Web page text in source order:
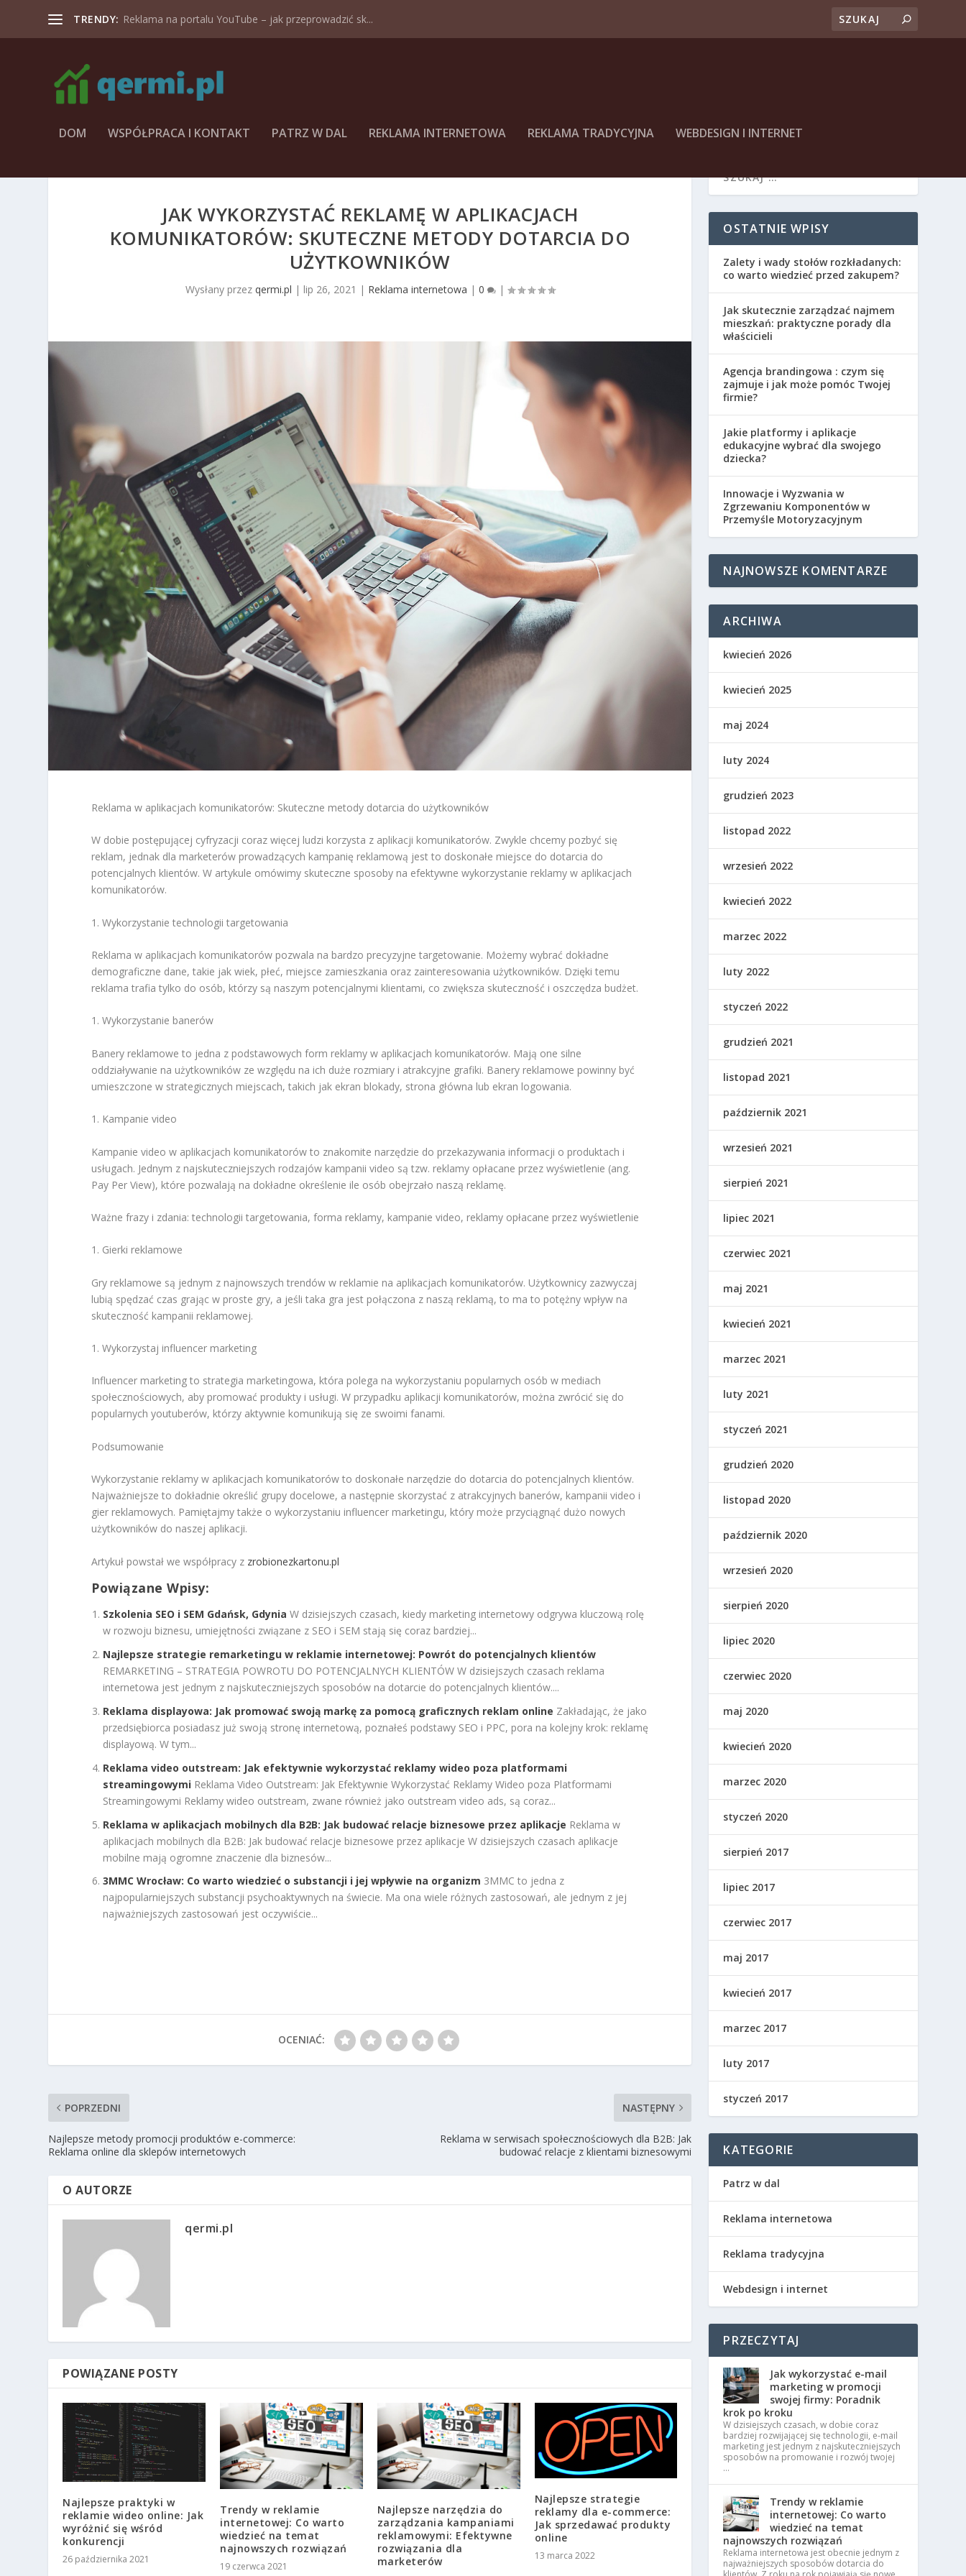
TRENDY: Reklama na portalu YouTube – jak przeprowadzić sk...
DOM WSPÓŁPRACA I KONTAKT PATRZ W DAL REKLAMA INTERNETOWA REKLAMA TRADYCYJNA WEBDESIGN I INTERNET
JAK WYKORZYSTAĆ REKLAMĘ W APLIKACJACH
KOMUNIKATORÓW: SKUTECZNE METODY DOTARCIA DO
UŻYTKOWNIKÓW
Wysłany przez qermi.pl | lip 26, 2021 | Reklama internetowa | 0 |
Reklama w aplikacjach komunikatorów: Skuteczne metody dotarcia do użytkowników
W dobie postępującej cyfryzacji coraz więcej ludzi korzysta z aplikacji komunikatorów. Zwykle chcemy pozbyć się
reklam, jednak dla marketerów prowadzących kampanię reklamową jest to doskonałe miejsce do dotarcia do
potencjalnych klientów. W artykule omówimy skuteczne sposoby na efektywne wykorzystanie reklamy w aplikacjach
komunikatorów.
1. Wykorzystanie technologii targetowania
Reklama w aplikacjach komunikatorów pozwala na bardzo precyzyjne targetowanie. Możemy wybrać dokładne
demograficzne dane, takie jak wiek, płeć, miejsce zamieszkania oraz zainteresowania użytkowników. Dzięki temu
reklama trafia tylko do osób, którzy są naszym potencjalnymi klientami, co zwiększa skuteczność i oszczędza budżet.
1. Wykorzystanie banerów
Banery reklamowe to jedna z podstawowych form reklamy w aplikacjach komunikatorów. Mają one silne
oddziaływanie na użytkowników ze względu na ich duże rozmiary i atrakcyjne grafiki. Banery reklamowe powinny być
umieszczone w strategicznych miejscach, takich jak ekran blokady, strona główna lub ekran logowania.
1. Kampanie video
Kampanie video w aplikacjach komunikatorów to znakomite narzędzie do przekazywania informacji o produktach i
usługach. Jednym z najskuteczniejszych rodzajów kampanii video są tzw. reklamy opłacane przez wyświetlenie (ang.
Pay Per View), które pozwalają na dokładne określenie ile osób obejrzało naszą reklamę.
Ważne frazy i zdania: technologii targetowania, forma reklamy, kampanie video, reklamy opłacane przez wyświetlenie
1. Gierki reklamowe
Gry reklamowe są jednym z najnowszych trendów w reklamie na aplikacjach komunikatorów. Użytkownicy zazwyczaj
lubią spędzać czas grając w proste gry, a jeśli taka gra jest połączona z naszą reklamą, to ma to potężny wpływ na
skuteczność kampanii reklamowej.
1. Wykorzystaj influencer marketing
Influencer marketing to strategia marketingowa, która polega na wykorzystaniu popularnych osób w mediach
społecznościowych, aby promować produkty i usługi. W przypadku aplikacji komunikatorów, można zwrócić się do
popularnych youtuberów, którzy aktywnie komunikują się ze swoimi fanami.
Podsumowanie
Wykorzystanie reklamy w aplikacjach komunikatorów to doskonałe narzędzie do dotarcia do potencjalnych klientów.
Najważniejsze to dokładnie określić grupy docelowe, a następnie skorzystać z atrakcyjnych banerów, kampanii video i
gier reklamowych. Pamiętajmy także o wykorzystaniu influencer marketingu, który może przyciągnąć dużo nowych
użytkowników do naszej aplikacji.
Artykuł powstał we współpracy z zrobionezkartonu.pl
Powiązane Wpisy:
Szkolenia SEO i SEM Gdańsk, Gdynia W dzisiejszych czasach, kiedy marketing internetowy odgrywa kluczową rolę
w rozwoju biznesu, umiejętności związane z SEO i SEM stają się coraz bardziej...
Najlepsze strategie remarketingu w reklamie internetowej: Powrót do potencjalnych klientów
REMARKETING – STRATEGIA POWROTU DO POTENCJALNYCH KLIENTÓW W dzisiejszych czasach reklama
internetowa jest jednym z najskuteczniejszych sposobów na dotarcie do potencjalnych klientów....
Reklama displayowa: Jak promować swoją markę za pomocą graficznych reklam online Zakładając, że jako
przedsiębiorca posiadasz już swoją stronę internetową, poznałeś podstawy SEO i PPC, pora na kolejny krok: reklamę
displayową. W tym...
Reklama video outstream: Jak efektywnie wykorzystać reklamy wideo poza platformami
streamingowymi Reklama Video Outstream: Jak Efektywnie Wykorzystać Reklamy Wideo poza Platformami
Streamingowymi Reklamy wideo outstream, zwane również jako outstream video ads, są coraz...
Reklama w aplikacjach mobilnych dla B2B: Jak budować relacje biznesowe przez aplikacje Reklama w
aplikacjach mobilnych dla B2B: Jak budować relacje biznesowe przez aplikacje W dzisiejszych czasach aplikacje
mobilne mają ogromne znaczenie dla biznesów...
3MMC Wrocław: Co warto wiedzieć o substancji i jej wpływie na organizm 3MMC to jedna z
najpopularniejszych substancji psychoaktywnych na świecie. Ma ona wiele różnych zastosowań, ale jednym z jej
najważniejszych zastosowań jest oczywiście...
OCENIAĆ:
POPRZEDNI
Najlepsze metody promocji produktów e-commerce:
Reklama online dla sklepów internetowych
NASTĘPNY
Reklama w serwisach społecznościowych dla B2B: Jak
budować relacje z klientami biznesowymi
O AUTORZE
qermi.pl
POWIĄZANE POSTY
Najlepsze praktyki w
reklamie wideo online: Jak
wyróżnić się wśród
konkurencji
26 października 2021
Trendy w reklamie
internetowej: Co warto
wiedzieć na temat
najnowszych rozwiązań
19 czerwca 2021
Najlepsze narzędzia do
zarządzania kampaniami
reklamowymi: Efektywne
rozwiązania dla
marketerów
Najlepsze strategie
reklamy dla e-commerce:
Jak sprzedawać produkty
online
13 marca 2022
OSTATNIE WPISY
Zalety i wady stołów rozkładanych:
co warto wiedzieć przed zakupem?
Jak skutecznie zarządzać najmem
mieszkań: praktyczne porady dla
właścicieli
Agencja brandingowa : czym się
zajmuje i jak może pomóc Twojej
firmie?
Jakie platformy i aplikacje
edukacyjne wybrać dla swojego
dziecka?
Innowacje i Wyzwania w
Zgrzewaniu Komponentów w
Przemyśle Motoryzacyjnym
NAJNOWSZE KOMENTARZE
ARCHIWA
kwiecień 2026
kwiecień 2025
maj 2024
luty 2024
grudzień 2023
listopad 2022
wrzesień 2022
kwiecień 2022
marzec 2022
luty 2022
styczeń 2022
grudzień 2021
listopad 2021
październik 2021
wrzesień 2021
sierpień 2021
lipiec 2021
czerwiec 2021
maj 2021
kwiecień 2021
marzec 2021
luty 2021
styczeń 2021
grudzień 2020
listopad 2020
październik 2020
wrzesień 2020
sierpień 2020
lipiec 2020
czerwiec 2020
maj 2020
kwiecień 2020
marzec 2020
styczeń 2020
sierpień 2017
lipiec 2017
czerwiec 2017
maj 2017
kwiecień 2017
marzec 2017
luty 2017
styczeń 2017
KATEGORIE
Patrz w dal
Reklama internetowa
Reklama tradycyjna
Webdesign i internet
PRZECZYTAJ
Jak wykorzystać e-mail
marketing w promocji
swojej firmy: Poradnik
krok po kroku
W dzisiejszych czasach, w dobie coraz
bardziej rozwijającej się technologii, e-mail
marketing jest jednym z najskuteczniejszych
sposobów na promowanie i rozwój twojej
…
Trendy w reklamie
internetowej: Co warto
wiedzieć na temat
najnowszych rozwiązań
Reklama internetowa jest obecnie jednym z
najważniejszych sposobów dotarcia do